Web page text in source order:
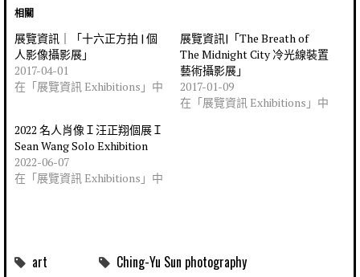
相關
展覽資訊｜「十六正方拍 | 個
人影像攝影展」
2017-04-01
在「展覽資訊 Exhibitions」中
展覽資訊|「The Breath of
The Midnight City 冷光線裝置
藝術攝影展」
2017-01-09
在「展覽資訊 Exhibitions」中
2022 名人肖像Ｉ汪正翔個展Ｉ
Sean Wang Solo Exhibition
2022-06-07
在「展覽資訊 Exhibitions」中
art
Ching-Yu Sun photography